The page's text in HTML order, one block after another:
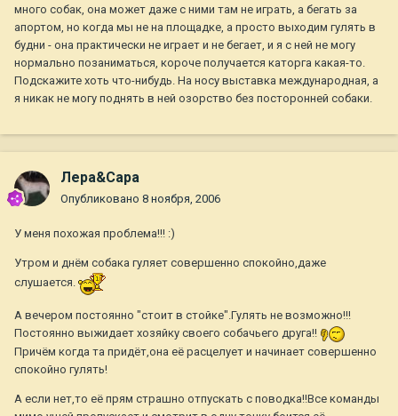
много собак, она может даже с ними там не играть, а бегать за
апортом, но когда мы не на площадке, а просто выходим гулять в
будни - она практически не играет и не бегает, и я с ней не могу
нормально позаниматься, короче получается каторга какая-то.
Подскажите хоть что-нибудь. На носу выставка международная, а
я никак не могу поднять в ней озорство без посторонней собаки.
Лера&Сара
Опубликовано 8 ноября, 2006
У меня похожая проблема!!! :)
Утром и днём собака гуляет совершенно спокойно,даже
слушается.
А вечером постоянно "стоит в стойке".Гулять не возможно!!!
Постоянно выжидает хозяйку своего собачьего друга!!
Причём когда та придёт,она её расцелует и начинает совершенно
спокойно гулять!
А если нет,то её прям страшно отпускать с поводка!!Все команды